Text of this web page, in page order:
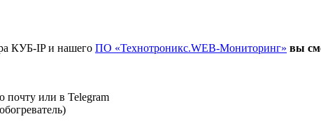
КУБ-IP и нашего ПО «Технотроникс.WEB-Мониторинг» вы
почту или в Telegram